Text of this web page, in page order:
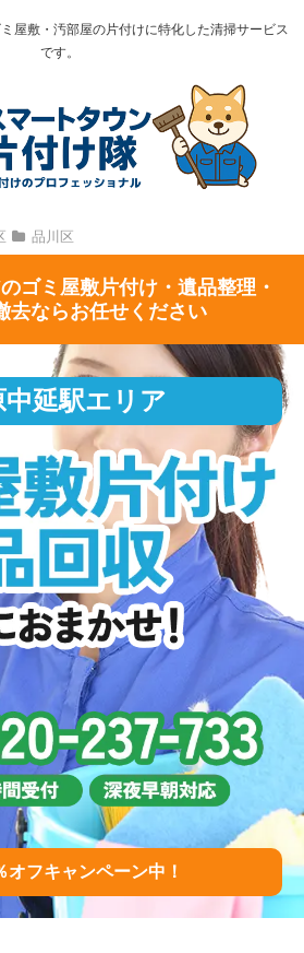
屋敷・汚部屋の片付けに特化した清掃サービス
です。
品川区
ゴミ屋敷片付け・遺品整理・
去ならお任せください
中延駅エリア
オフキャンペーン中！